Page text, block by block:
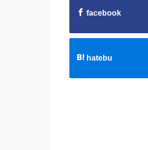
facebook
hatebu